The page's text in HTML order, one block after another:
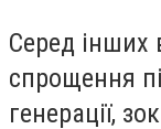
Серед інших
спрощення
генерації,